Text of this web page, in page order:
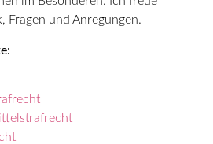
Fragen und Anregungen.